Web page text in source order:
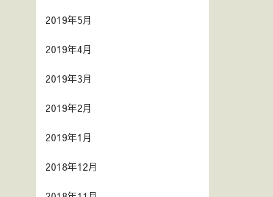
2019年5月
2019年4月
2019年3月
2019年2月
2019年1月
2018年12月